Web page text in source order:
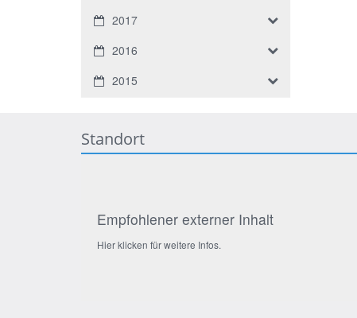
2017
2016
2015
Standort
Empfohlener externer Inhalt
Hier klicken für weitere Infos.